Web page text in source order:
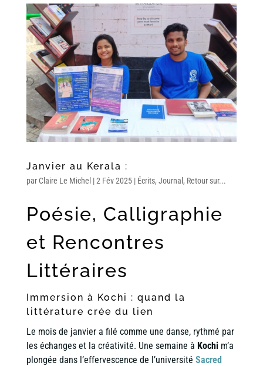
Janvier au Kerala :
par Claire Le Michel |2 Fév 2025| Écrits, Journal , Retour sur...
Poésie, Calligraphie
et Rencontres
Littéraires
Immersion à Kochi : quand la
littérature crée du lien
Le mois de janvier a filé comme une danse, rythmé par
les échanges et la créativité. Une semaine à Kochim’a
plongée dans l’effervescence de l’université Sacred